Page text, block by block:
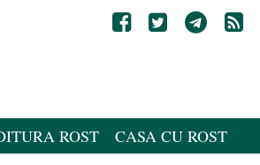
ROST CASA CU ROST